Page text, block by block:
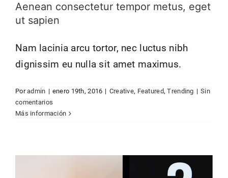
Aenean consectetur tempor metus, eget
ut sapien
Nam lacinia arcu tortor, nec luctus nibh
dignissim eu nulla sit amet maximus.
Poradmin | enero 19th, 2016 | Creative, Featured,Trending | Sin
comentarios
Más información
Curabitur non nulla sit amet nisl